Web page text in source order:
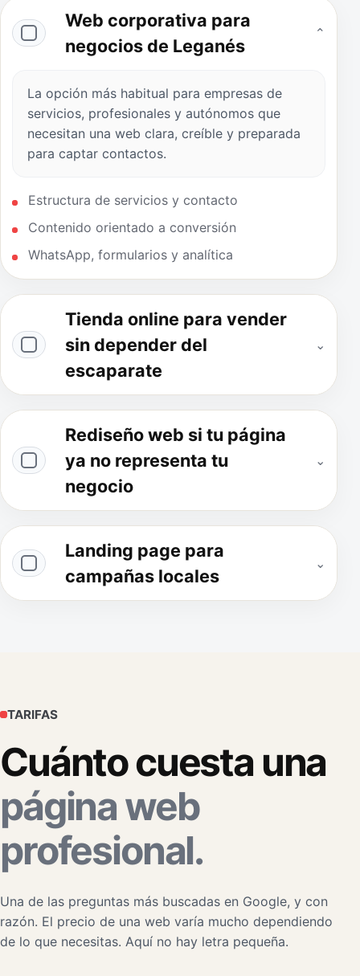
Web corporativa para
negocios de Leganés
⌄
La opción más habitual para empresas de
servicios, profesionales y autónomos que
necesitan una web clara, creíble y preparada
para captar contactos.
Estructura de servicios y contacto
Contenido orientado a conversión
WhatsApp, formularios y analítica
Tienda online para vender
sin depender del
escaparate
⌄
Rediseño web si tu página
ya no representa tu
negocio
⌄
Landing page para
campañas locales
⌄
TARIFAS
Cuánto cuesta una
página web
profesional.
Una de las preguntas más buscadas en Google, y con
razón. El precio de una web varía mucho dependiendo
de lo que necesitas. Aquí no hay letra pequeña.